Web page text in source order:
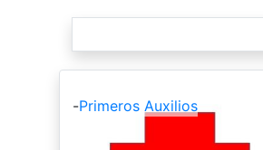
-Primeros Auxilios